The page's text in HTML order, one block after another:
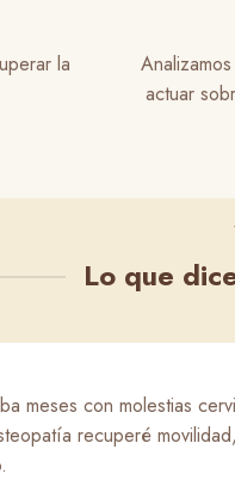
la
actuar
Lo que
meses con molestias
recuperé